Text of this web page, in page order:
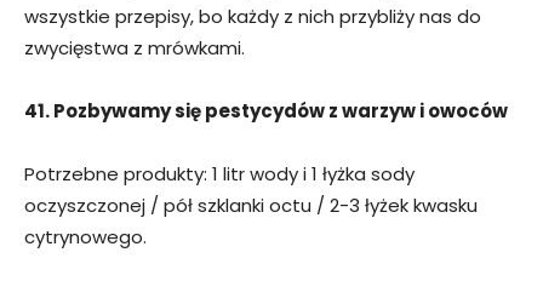
wszystkie przepisy, bo każdy z nich przybliży nas do
zwycięstwa z mrówkami.
41. Pozbywamy się pestycydów z warzyw i owoców
Potrzebne produkty: 1 litr wody i 1 łyżka sody
oczyszczonej / pół szklanki octu / 2-3 łyżek kwasku
cytrynowego.